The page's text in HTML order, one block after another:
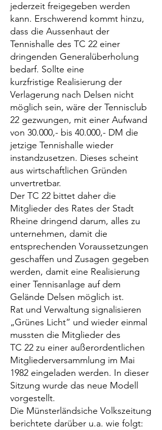
jederzeit freigegeben werden
kann. Erschwerend kommt hinzu,
dass die Aussenhaut der
Tennishalle des TC 22 einer
dringenden Generalüberholung
bedarf. Sollte eine
kurzfristige Realisierung der
Verlagerung nach Delsen nicht
möglich sein, wäre der Tennisclub
22 gezwungen, mit einer Aufwand
von 30.000,- bis 40.000,- DM die
jetzige Tennishalle wieder
instandzusetzen. Dieses scheint
aus wirtschaftlichen Gründen
unvertretbar.
Der TC 22 bittet daher die
Mitglieder des Rates der Stadt
Rheine dringend darum, alles zu
unternehmen, damit die
entsprechenden Voraussetzungen
geschaffen und Zusagen gegeben
werden, damit eine Realisierung
einer Tennisanlage auf dem
Gelände Delsen möglich ist.
Rat und Verwaltung signalisieren
„Grünes Licht“ und wieder einmal
mussten die Mitglieder des
TC 22 zu einer außerordentlichen
Mitgliederversammlung im Mai
1982 eingeladen werden. In dieser
Sitzung wurde das neue Modell
vorgestellt.
Die Münsterländsiche Volkszeitung
berichtete darüber u.a. wie folgt: